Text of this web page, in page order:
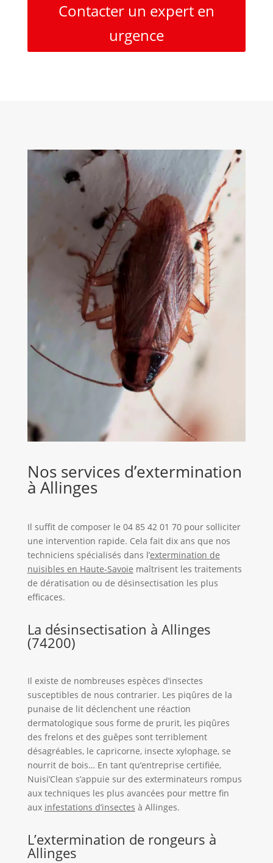
Contacter un expert en
urgence
Nos services d’extermination
à Allinges
Il suffit de composer le 04 85 42 01 70 pour solliciter
une intervention rapide. Cela fait dix ans que nos
techniciens spécialisés dans l’extermination de
nuisibles en Haute-Savoie maîtrisent les traitements
de dératisation ou de désinsectisation les plus
efficaces.
La désinsectisation à Allinges
(74200)
Il existe de nombreuses espèces d’insectes
susceptibles de nous contrarier. Les piqûres de la
punaise de lit déclenchent une réaction
dermatologique sous forme de prurit, les piqûres
des frelons et des guêpes sont terriblement
désagréables, le capricorne, insecte xylophage, se
nourrit de bois… En tant qu’entreprise certifiée,
Nuisi’Clean s’appuie sur des exterminateurs rompus
aux techniques les plus avancées pour mettre fin
aux infestations d’insectes à Allinges.
L’extermination de rongeurs à
Allinges